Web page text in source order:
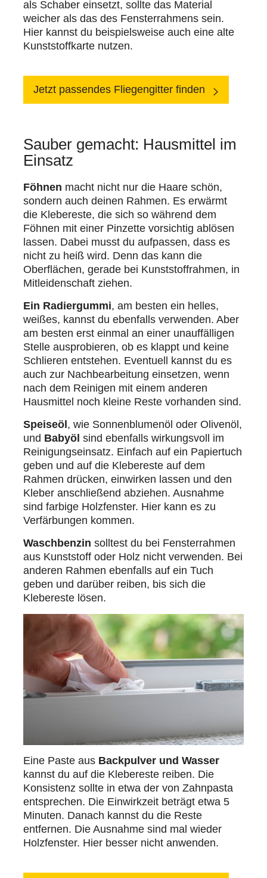
als Schaber einsetzt, sollte das Material
weicher als das des Fensterrahmens sein.
Hier kannst du beispielsweise auch eine alte
Kunststoffkarte nutzen.
Jetzt passendes Fliegengitter finden
Sauber gemacht: Hausmittel im
Einsatz
Föhnen macht nicht nur die Haare schön,
sondern auch deinen Rahmen. Es erwärmt
die Klebereste, die sich so während dem
Föhnen mit einer Pinzette vorsichtig ablösen
lassen. Dabei musst du aufpassen, dass es
nicht zu heiß wird. Denn das kann die
Oberflächen, gerade bei Kunststoffrahmen, in
Mitleidenschaft ziehen.
Ein Radiergummi, am besten ein helles,
weißes, kannst du ebenfalls verwenden. Aber
am besten erst einmal an einer unauffälligen
Stelle ausprobieren, ob es klappt und keine
Schlieren entstehen. Eventuell kannst du es
auch zur Nachbearbeitung einsetzen, wenn
nach dem Reinigen mit einem anderen
Hausmittel noch kleine Reste vorhanden sind.
Speiseöl , wie Sonnenblumenöl oder Olivenöl,
und Babyöl sind ebenfalls wirkungsvoll im
Reinigungseinsatz. Einfach auf ein Papiertuch
geben und auf die Klebereste auf dem
Rahmen drücken, einwirken lassen und den
Kleber anschließend abziehen. Ausnahme
sind farbige Holzfenster. Hier kann es zu
Verfärbungen kommen.
Waschbenzin solltest du bei Fensterrahmen
aus Kunststoff oder Holz nicht verwenden. Bei
anderen Rahmen ebenfalls auf ein Tuch
geben und darüber reiben, bis sich die
Klebereste lösen.
Eine Paste aus Backpulver und Wasser
kannst du auf die Klebereste reiben. Die
Konsistenz sollte in etwa der von Zahnpasta
entsprechen. Die Einwirkzeit beträgt etwa 5
Minuten. Danach kannst du die Reste
entfernen. Die Ausnahme sind mal wieder
Holzfenster. Hier besser nicht anwenden.